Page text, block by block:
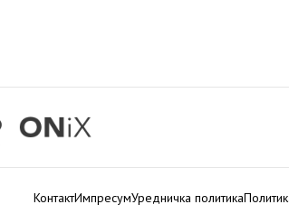
КонтактИмпресумУредничка политика